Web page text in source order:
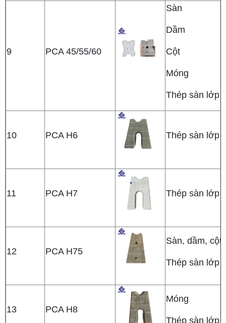
9 PCA 45/55/60
Sàn
Dầm
Cột
Móng
Thép sàn lớp
10 PCA H6 Thép sàn lớp
11 PCA H7 Thép sàn lớp
12 PCA H75
Sàn, dầm,
Thép sàn lớp
13 PCA H8
Móng
Thép sàn lớp